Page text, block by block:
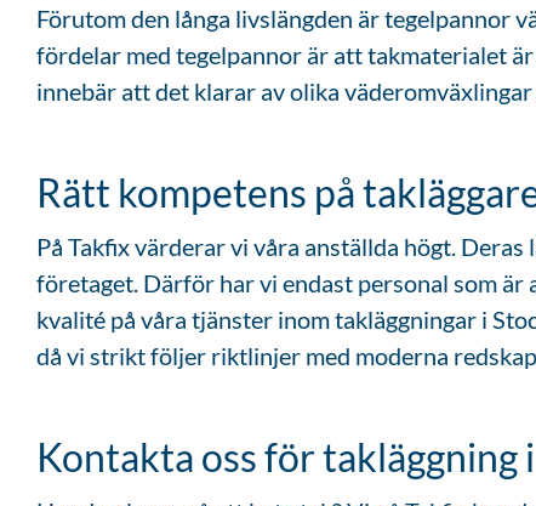
Förutom den långa livslängden är tegelpannor
fördelar med tegelpannor är att takmaterialet
innebär att det klarar av olika
Rätt kompetens på
På Takfix värderar vi våra anställda högt.
företaget. Därför har vi endast personal som
kvalité på våra tjänster inom takläggningar i
då vi strikt följer riktlinjer med moderna
Kontakta oss för takläggning